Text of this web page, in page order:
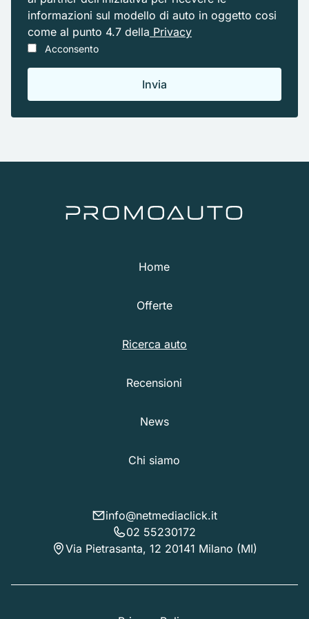
informazioni sul modello di auto in oggetto cosi
come al punto 4.7 della Privacy
Acconsento
Home
Offerte
Ricerca auto
Recensioni
News
Chi siamo
info@netmediaclick.it
02 55230172
Via Pietrasanta, 12 20141 Milano (MI)